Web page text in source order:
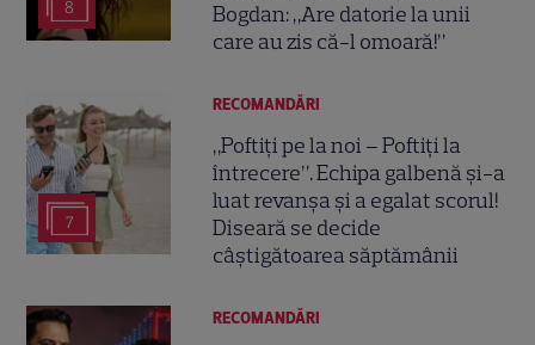
8
Bogdan: „Are datorie la unii
care au zis că-l omoară!”
7
RECOMANDĂRI
„Poftiți pe la noi – Poftiți la
întrecere”. Echipa galbenă și-a
luat revanșa și a egalat scorul!
Diseară se decide
câștigătoarea săptămânii
RECOMANDĂRI